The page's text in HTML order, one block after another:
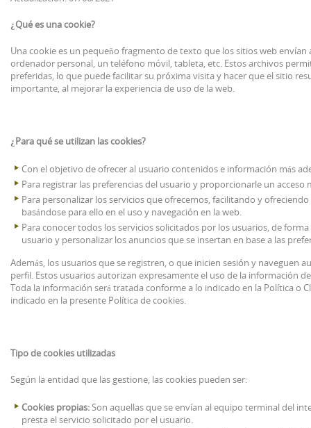
¿Qué es una cookie?
Una cookie es un pequeño fragmento de texto que los sitios web
ordenador personal, un teléfono móvil, tableta, etc. Estos archivos
preferidas, lo que puede facilitar su próxima visita y hacer que el sitio
importante, al mejorar la experiencia de uso de la web.
¿Para qué se utilizan las cookies?
Con el objetivo de ofrecer al usuario contenidos e información más
Para registrar las preferencias del usuario y proporcionarle un acceso
Para personalizar los servicios que ofrecemos, facilitando y
basándose para ello en el uso y navegación en la web.
Para conocer todos los servicios solicitados por los usuarios, de
usuario y personalizar los anuncios que se insertan en base a las
Además, los usuarios que se registren, o que inicien sesión y naveguen
perfil. Estos usuarios autorizan expresamente el uso de la información
Toda la información será tratada conforme a lo indicado en la Política o
indicado en la presente Política de cookies.
Tipo de cookies utilizadas
Según la entidad que las gestione, las cookies pueden ser:
Cookies propias:Son aquellas que se envían al equipo terminal del
presta el servicio solicitado por el usuario.